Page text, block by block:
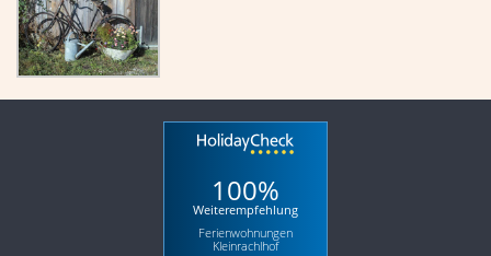
100%
Weiterempfehlung
Ferienwohnungen
Kleinrachlhof